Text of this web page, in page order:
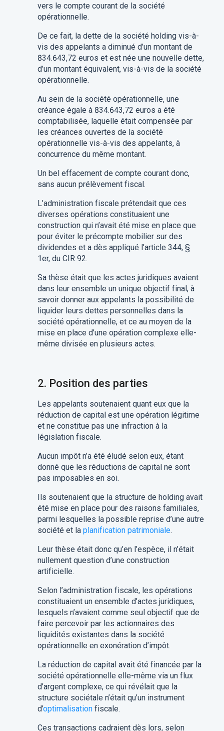
vers le compte courant de la société
opérationnelle.
De ce fait, la dette de la société holding vis-à-
vis des appelants a diminué d’un montant de
834.643,72 euros et est née une nouvelle dette,
d’un montant équivalent, vis-à-vis de la société
opérationnelle.
Au sein de la société opérationnelle, une
créance égale à 834.643,72 euros a été
comptabilisée, laquelle était compensée par
les créances ouvertes de la société
opérationnelle vis-à-vis des appelants, à
concurrence du même montant.
Un bel effacement de compte courant donc,
sans aucun prélèvement fiscal.
L’administration fiscale prétendait que ces
diverses opérations constituaient une
construction qui n’avait été mise en place que
pour éviter le précompte mobilier sur des
dividendes et a dès appliqué l’article 344, §
1er, du CIR 92.
Sa thèse était que les actes juridiques avaient
dans leur ensemble un unique objectif final, à
savoir donner aux appelants la possibilité de
liquider leurs dettes personnelles dans la
société opérationnelle, et ce au moyen de la
mise en place d’une opération complexe elle-
même divisée en plusieurs actes.
2. Position des parties
Les appelants soutenaient quant eux que la
réduction de capital est une opération légitime
et ne constitue pas une infraction à la
législation fiscale.
Aucun impôt n’a été éludé selon eux, étant
donné que les réductions de capital ne sont
pas imposables en soi.
Ils soutenaient que la structure de holding avait
été mise en place pour des raisons familiales,
parmi lesquelles la possible reprise d’une autre
société et la planification patrimoniale.
Leur thèse était donc qu’en l’espèce, il n’était
nullement question d’une construction
artificielle.
Selon l’administration fiscale, les opérations
constituaient un ensemble d’actes juridiques,
lesquels n’avaient comme seul objectif que de
faire percevoir par les actionnaires des
liquidités existantes dans la société
opérationnelle en exonération d’impôt.
La réduction de capital avait été financée par la
société opérationnelle elle-même via un flux
d’argent complexe, ce qui révélait que la
structure sociétale n’était qu’un instrument
d’optimalisationfiscale.
Ces transactions cadraient dès lors, selon